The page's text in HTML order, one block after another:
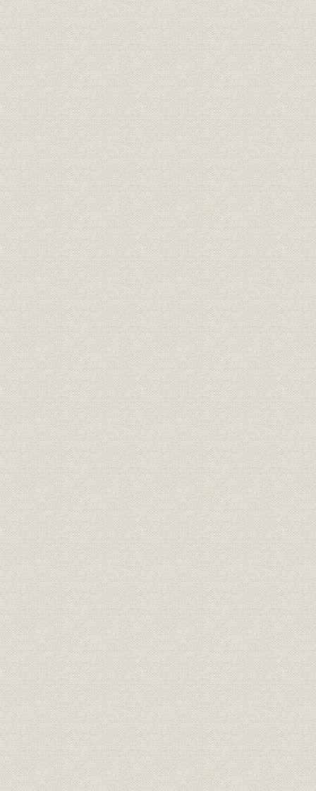
資料
会社概要 定款(原始・改正・現行) 資本金 大株主 会社・事業所の系譜
系譜 関係会社 組織の変遷 組織(本社・工場) 歴代役員 福利厚生 資産・負
利益・配当 売上高構成 生産量
年表
索引
資料提供者
主要参考文献
編集後記